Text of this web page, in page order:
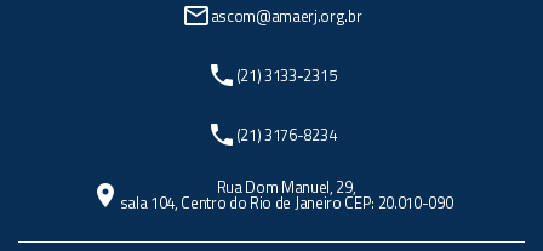
mail_outlineascom@amaerj.org.br
phone (21) 3133-2315
phone (21) 3176-8234
location_on Rua Dom Manuel, 29,
sala 104, Centro do Rio de Janeiro CEP: 20.010-090